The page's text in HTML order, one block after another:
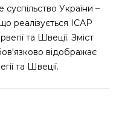
України –
реалізується ІСАР
та Швеції. Зміст
відображає
та Швеції.